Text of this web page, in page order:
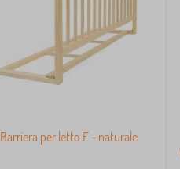
Barriera per letto F - naturale